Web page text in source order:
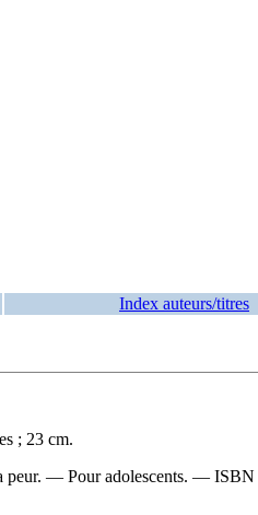
Index auteurs/titres
; 23 cm.
peur. — Pour adolescents. — ISBN